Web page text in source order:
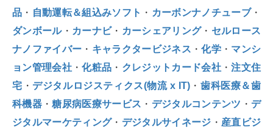
品 ・ 自動運転＆組込みソフト ・ カーボンナノチューブ・
ダンボール・ カーナビ・ カーシェアリング・ セルロース
ナノファイバー ・ キャラクタービジネス ・化学 ・ マンシ
ョン管理会社 ・化粧品 ・ クレジットカード会社 ・注文住
宅 ・ デジタルロジスティクス(物流 x IT)・歯科医療＆歯
科機器 ・糖尿病医療サービス ・ デジタルコンテンツ ・ デ
ジタルマーケティング・ デジタルサイネージ ・ 産直ビジ